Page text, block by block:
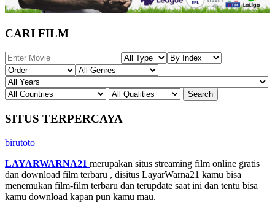
CARI FILM
SITUS TERPERCAYA
birutoto
LAYARWARNA21 merupakan situs streaming film online gratis
dan download film terbaru , disitus LayarWarna21 kamu bisa
menemukan film-film terbaru dan terupdate saat ini dan tentu bisa
kamu download kapan pun kamu mau.